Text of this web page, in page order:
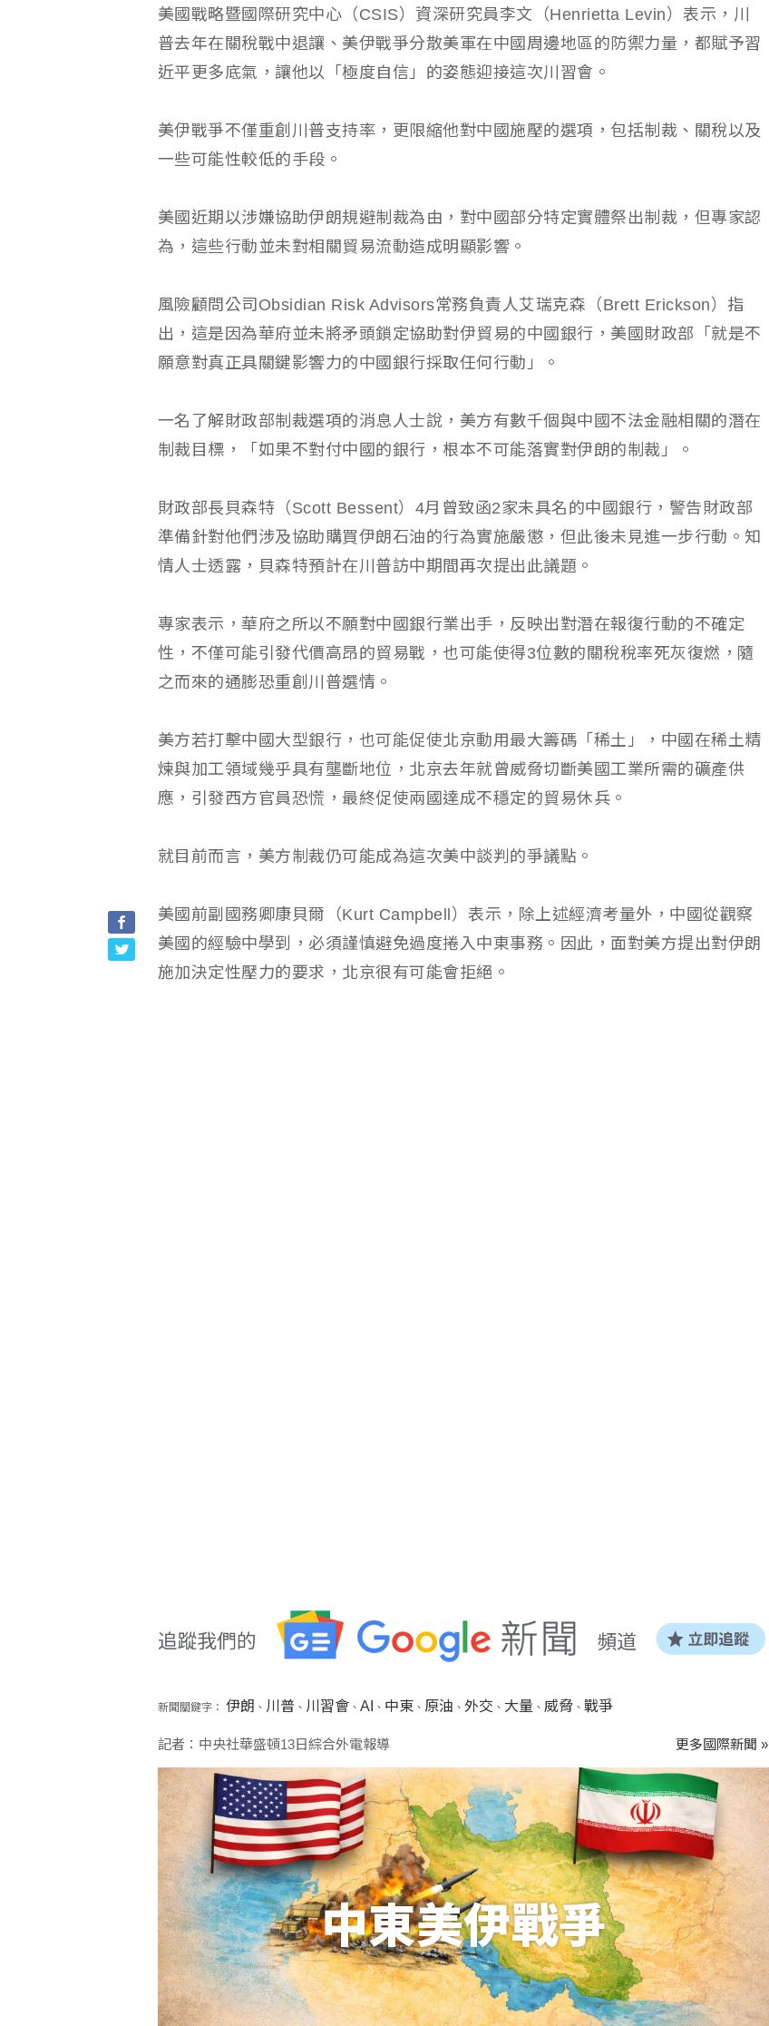
美國戰略暨國際研究中心（CSIS）資深研究員李文（Henrietta Levin）表示，川
普去年在關稅戰中退讓、美伊戰爭分散美軍在中國周邊地區的防禦力量，都賦予習
近平更多底氣，讓他以「極度自信」的姿態迎接這次川習會。
美伊戰爭不僅重創川普支持率，更限縮他對中國施壓的選項，包括制裁、關稅以及
一些可能性較低的手段。
美國近期以涉嫌協助伊朗規避制裁為由，對中國部分特定實體祭出制裁，但專家認
為，這些行動並未對相關貿易流動造成明顯影響。
風險顧問公司Obsidian Risk Advisors常務負責人艾瑞克森（Brett Erickson）指
出，這是因為華府並未將矛頭鎖定協助對伊貿易的中國銀行，美國財政部「就是不
願意對真正具關鍵影響力的中國銀行採取任何行動」。
一名了解財政部制裁選項的消息人士說，美方有數千個與中國不法金融相關的潛在
制裁目標，「如果不對付中國的銀行，根本不可能落實對伊朗的制裁」。
財政部長貝森特（Scott Bessent）4月曾致函2家未具名的中國銀行，警告財政部
準備針對他們涉及協助購買伊朗石油的行為實施嚴懲，但此後未見進一步行動。知
情人士透露，貝森特預計在川普訪中期間再次提出此議題。
專家表示，華府之所以不願對中國銀行業出手，反映出對潛在報復行動的不確定
性，不僅可能引發代價高昂的貿易戰，也可能使得3位數的關稅稅率死灰復燃，隨
之而來的通膨恐重創川普選情。
美方若打擊中國大型銀行，也可能促使北京動用最大籌碼「稀土」，中國在稀土精
煉與加工領域幾乎具有壟斷地位，北京去年就曾威脅切斷美國工業所需的礦產供
應，引發西方官員恐慌，最終促使兩國達成不穩定的貿易休兵。
就目前而言，美方制裁仍可能成為這次美中談判的爭議點。
美國前副國務卿康貝爾（Kurt Campbell）表示，除上述經濟考量外，中國從觀察
美國的經驗中學到，必須謹慎避免過度捲入中東事務。因此，面對美方提出對伊朗
施加決定性壓力的要求，北京很有可能會拒絕。
新聞關鍵字： 伊朗 、 川普、 川習會、 AI 、 中東、 原油 、 外交 、 大量 、 威脅、 戰爭
記者：中央社華盛頓13日綜合外電報導 更多國際新聞 »
中東美伊戰爭